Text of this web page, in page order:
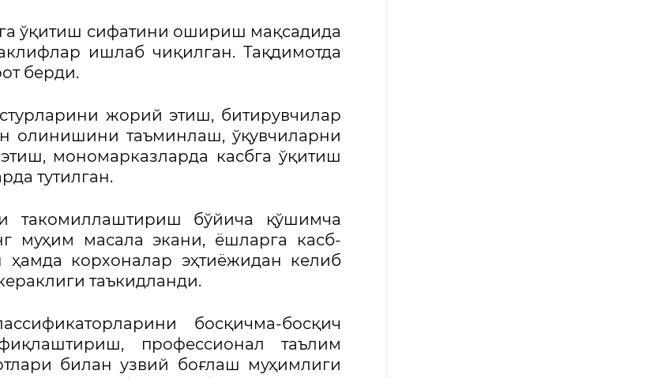
ўқитиш сифатини ошириш мақсадида
ишлаб чиқилган. Тақдимотда
берди.
жорий этиш, битирувчилар
олинишини таъминлаш, ўқувчиларни
мономарказларда касбга ўқитиш
тутилган.
такомиллаштириш бўйича қўшимча
муҳим масала экани, ёшларга касб-
ҳамда корхоналар эҳтиёжидан келиб
таъкидланди.
босқичма-босқич
профессионал таълим
билан узвий боғлаш муҳимлиги